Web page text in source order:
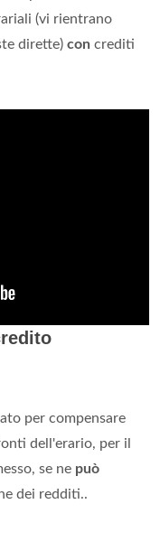
(vi rientrano
dirette) con crediti
per compensare
dell'erario, per il
se ne può
dei redditi..